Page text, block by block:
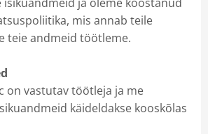
mis annab teile
teie andmeid töötleme.
on vastutav töötleja ja me
käideldakse kooskõlas